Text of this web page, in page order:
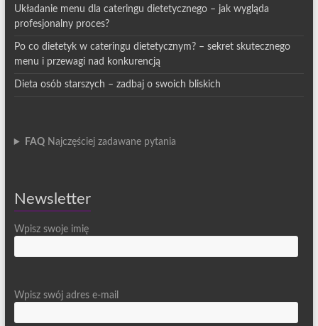
Układanie menu dla cateringu dietetycznego – jak wygląda
profesjonalny proces?
Po co dietetyk w cateringu dietetycznym? – sekret skutecznego
menu i przewagi nad konkurencją
Dieta osób starszych – zadbaj o swoich bliskich
FAQNajczęściej zadawane pytania
Newsletter
Wpisz swoje imię
Wpisz swój adres e-mail